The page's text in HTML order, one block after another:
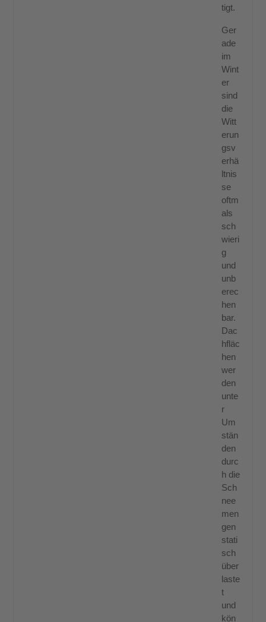
tigt.
Ger
ade
im
Wint
er
sind
die
Witt
erun
gsv
erhä
ltnis
se
oftm
als
sch
wieri
g
und
unb
erec
hen
bar.
Dac
hfläc
hen
wer
den
unte
r
Um
stän
den
durc
h die
Sch
nee
men
gen
stati
sch
über
laste
t
und
kön